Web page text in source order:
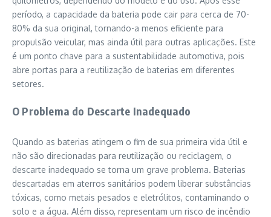
período, a capacidade da bateria pode cair para cerca de 70-
80% da sua original, tornando-a menos eficiente para
propulsão veicular, mas ainda útil para outras aplicações. Este
é um ponto chave para a sustentabilidade automotiva, pois
abre portas para a reutilização de baterias em diferentes
setores.
O Problema do Descarte Inadequado
Quando as baterias atingem o fim de sua primeira vida útil e
não são direcionadas para reutilização ou reciclagem, o
descarte inadequado se torna um grave problema. Baterias
descartadas em aterros sanitários podem liberar substâncias
tóxicas, como metais pesados e eletrólitos, contaminando o
solo e a água. Além disso, representam um risco de incêndio